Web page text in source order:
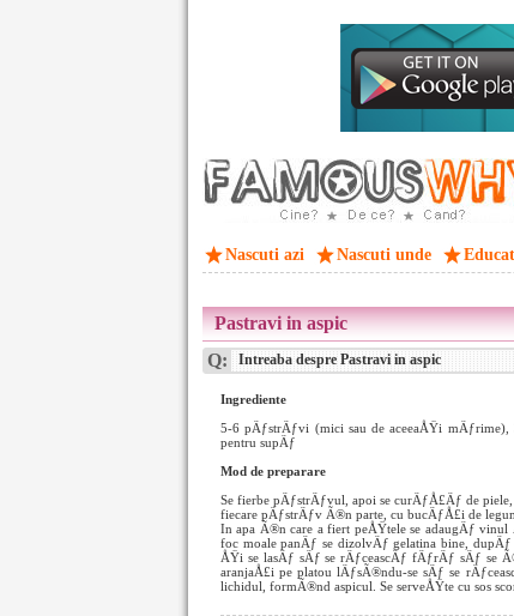
Nascuti azi Nascuti unde
Pastravi in aspic
Q: Intreaba despre Pastravi in aspic
Ingrediente
5-6 pÄƒstrÄƒvi (mici sau de aceeaÅŸi
pentru supÄƒ
Mod de preparare
Se fierbe pÄƒstrÄƒvul, apoi se curÄƒÅ£Äƒ de
fiecare pÄƒstrÄƒv Ã®n parte, cu bucÄƒÅ£i de
In apa Ã®n care a fiert peÅŸtele se adaugÄƒ
foc moale panÄƒ se dizolvÄƒ gelatina bine,
ÅŸi se lasÄƒ sÄƒ se rÄƒceascÄƒ fÄƒrÄƒ sÄƒ se
aranjaÅ£i pe platou lÄƒsÃ®ndu-se sÄƒ se
lichidul, formÃ®nd aspicul. Se serveÅŸte cu sos